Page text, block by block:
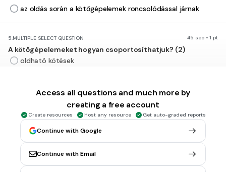
az oldás során a kötőgépelemek roncsolódással járnak
5.MULTIPLE SELECT QUESTION 45 sec • 1 pt
A kötőgépelemeket hogyan csoportosíthatjuk? (2)
oldható kötések
hőre lágyuló kötések
nem oldható kötések
MULTIPLE SELECT QUESTION 45 sec • 1 pt
Mely kötések tartoznak az oldható kötésekhez? (3)
csavarkötés
Access all questions and much more by
creating a free account
Create resources Host any resource Get auto-graded reports
Continue with Google
Continue with Email